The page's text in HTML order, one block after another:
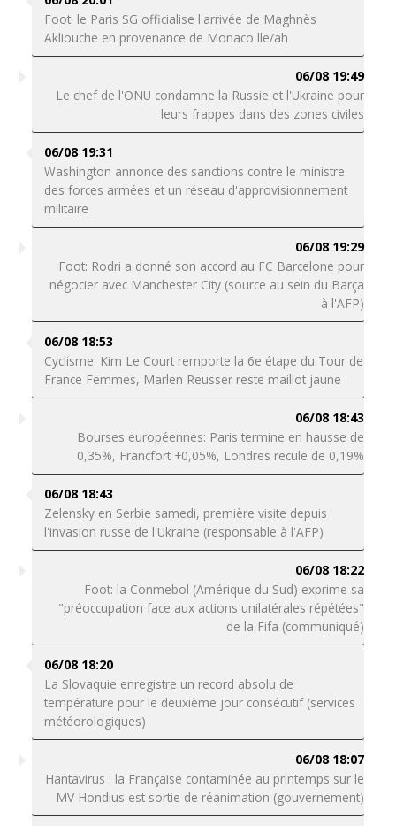
Foot: le Paris SG officialise l'arrivée de Maghnès
Akliouche en provenance de Monaco lle/ah
06/08 19:49
Le chef de l'ONU condamne la Russie et l'Ukraine pour
leurs frappes dans des zones civiles
06/08 19:31
Washington annonce des sanctions contre le ministre
des forces armées et un réseau d'approvisionnement
militaire
06/08 19:29
Foot: Rodri a donné son accord au FC Barcelone pour
négocier avec Manchester City (source au sein du Barça
à l'AFP)
06/08 18:53
Cyclisme: Kim Le Court remporte la 6e étape du Tour de
France Femmes, Marlen Reusser reste maillot jaune
06/08 18:43
Bourses européennes: Paris termine en hausse de
0,35%, Francfort +0,05%, Londres recule de 0,19%
06/08 18:43
Zelensky en Serbie samedi, première visite depuis
l'invasion russe de l'Ukraine (responsable à l'AFP)
06/08 18:22
Foot: la Conmebol (Amérique du Sud) exprime sa
"préoccupation face aux actions unilatérales répétées"
de la Fifa (communiqué)
06/08 18:20
La Slovaquie enregistre un record absolu de
température pour le deuxième jour consécutif (services
météorologiques)
06/08 18:07
Hantavirus : la Française contaminée au printemps sur le
MV Hondius est sortie de réanimation (gouvernement)